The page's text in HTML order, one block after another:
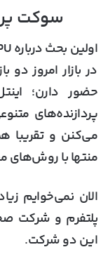
سوکت
در بازار امروز
پردازنده‌های
می‌کنن و تقریبا
منتها با روش‌های
الان نمی‌خوایم
پلتفرم و شرکت
این دو شرکت.